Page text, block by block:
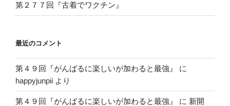
第２７７回『古着でワクチン』
最近のコメント
第４９回『がんばるに楽しいが加わると最強』
に
happyjunpii より
第４９回『がんばるに楽しいが加わると最強』 に 新開